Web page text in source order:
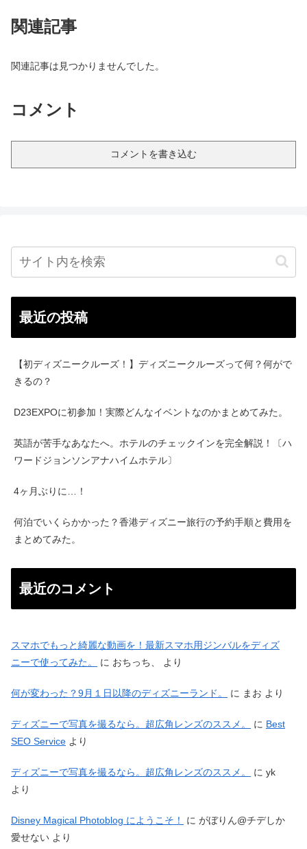
関連記事
関連記事は見つかりませんでした。
コメント
コメントを書き込む
最近の投稿
【初ディズニークルーズ！】ディズニークルーズって何？何がで
きるの？
D23EXPOに初参加！実際どんなイベントなのかまとめてみた。
英語が苦手なあなたへ。ホテルのチェックインを完全解説！〔ハ
ワードジョンソンアナハイムホテル〕
4ヶ月ぶりに…！
何泊でいくらかかった？香港ディズニー旅行の予約手順と費用を
まとめてみた。
最近のコメント
スマホでもっと綺麗な動画を！最新スマホ用ジンバルをディズ
ニーで使ってみた。
に おちっち、 より
何が変わった？9月１日以降のディズニーランド。 に まお より
ディズニーで写真を撮るなら。超広角レンズのススメ。 に Best
SEO Service より
ディズニーで写真を撮るなら。超広角レンズのススメ。 に yk
より
Disney Magical Photoblog にようこそ！ に がぼりん@チデしか
愛せない より